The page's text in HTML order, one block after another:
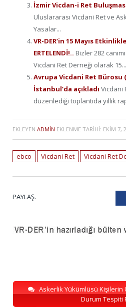
İzmir Vicdan-i Ret
Uluslararası Vicdani Ret ve
Yasalar...
VR-DER’in 15 Mayıs
ERTELENDİ!.. Bizler 282
Vicdani Ret Derneği olarak 15...
Avrupa Vicdani Ret Bürosu
İstanbul’da açıkladı Vicdani
düzenlediği toplantıda yıllık
EKLEYEN ADMIN EKLENME TARIHI: EKIM 7,
ebco Vicdani Ret Vicdani Ret
PAYLAŞ.
Askerlik Yükümlüsü Kişilerin
Durum Tespiti